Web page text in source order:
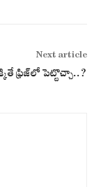
Next article
ఫ్రిజ్‌లో పెట్టొచ్చా..?